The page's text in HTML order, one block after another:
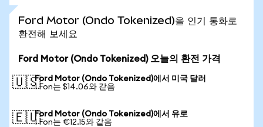
Ford Motor (Ondo Tokenized)을 인기 통화로
환전해 보세요
Ford Motor (Ondo Tokenized) 오늘의 환전 가격
🇺🇸Ford Motor (Ondo Tokenized)에서 미국 달러
1 Fon는 $14.06와 같음
🇪🇺Ford Motor (Ondo Tokenized)에서 유로
1 Fon는 €12.15와 같음